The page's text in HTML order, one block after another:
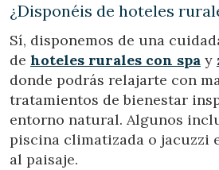
¿Disponéis de hoteles
Sí, disponemos de una
de hoteles rurales con spa y
donde podrás relajarte con
tratamientos de bienestar
entorno natural. Algunos
piscina climatizada o jacuzzi
al paisaje.